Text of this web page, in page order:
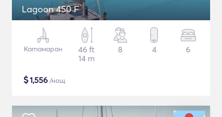
Lagoon 450 F
Катамаран
46 ft
14 m
8 4 6
$1,556 /нощ